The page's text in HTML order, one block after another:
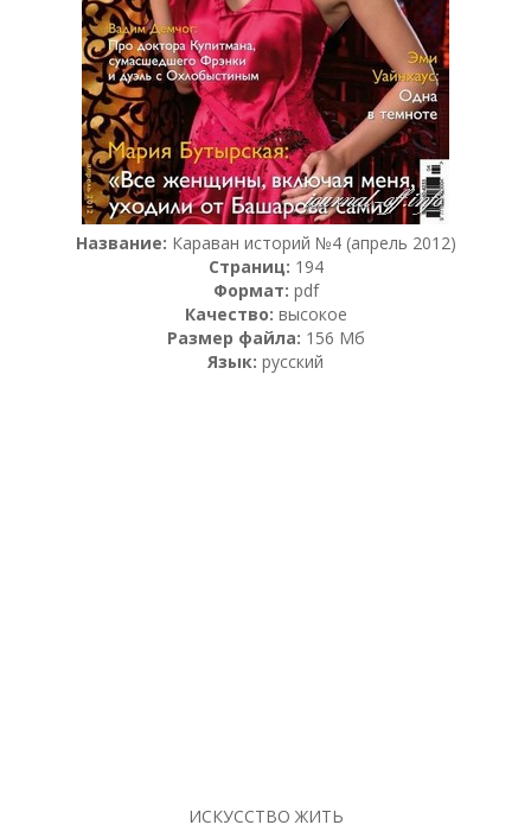
Название: Караван историй №4 (апрель 2012)
Страниц: 194
Формат: pdf
Качество: высокое
Размер файла: 156 Мб
Язык: русский
ИСКУССТВО ЖИТЬ